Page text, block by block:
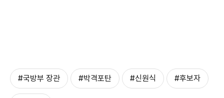
#국방부 장관 #박격포탄 #신원식 #후보자